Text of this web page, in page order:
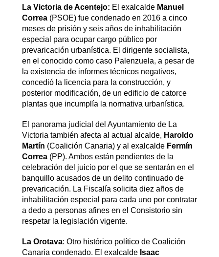
La Victoria de Acentejo: El exalcalde Manuel
Correa(PSOE) fue condenado en 2016 a cinco
meses de prisión y seis años de inhabilitación
especial para ocupar cargo público por
prevaricación urbanística. El dirigente socialista,
en el conocido como caso Palenzuela, a pesar de
la existencia de informes técnicos negativos,
concedió la licencia para la construcción, y
posterior modificación, de un edificio de catorce
plantas que incumplía la normativa urbanística.
El panorama judicial del Ayuntamiento de La
Victoria también afecta al actual alcalde, Haroldo
Martín (Coalición Canaria) y al exalcalde Fermín
Correa(PP). Ambos están pendientes de la
celebración del juicio por el que se sentarán en el
banquillo acusados de un delito continuado de
prevaricación. La Fiscalía solicita diez años de
inhabilitación especial para cada uno por contratar
a dedo a personas afines en el Consistorio sin
respetar la legislación vigente.
La Orotava: Otro histórico político de Coalición
Canaria condenado. El exalcalde Isaac